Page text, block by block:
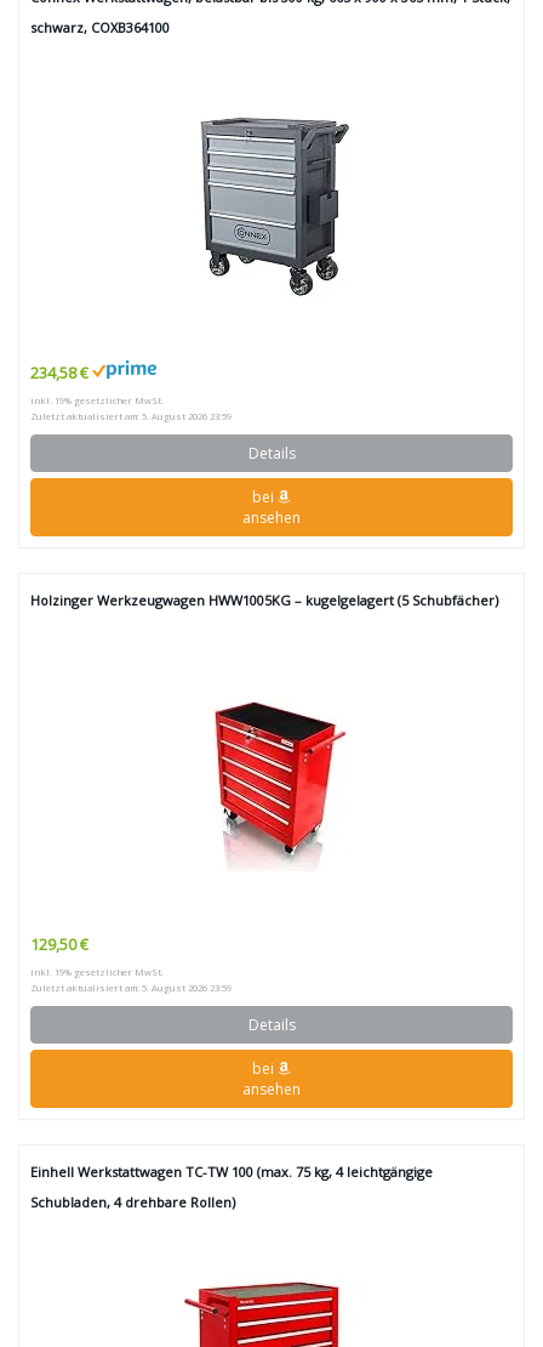
schwarz, COXB364100
234,58 €
inkl. 19% gesetzlicher MwSt.
Zuletzt aktualisiert am: 5. August 2026 23:59
Details
bei
ansehen
Holzinger Werkzeugwagen HWW1005KG – kugelgelagert (5 Schubfächer)
129,50 €
inkl. 19% gesetzlicher MwSt.
Zuletzt aktualisiert am: 5. August 2026 23:59
Details
bei
ansehen
Einhell Werkstattwagen TC-TW 100 (max. 75 kg, 4 leichtgängige
Schubladen, 4 drehbare Rollen)